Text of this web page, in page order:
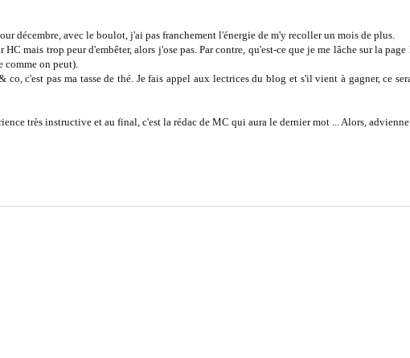
décembre, avec le boulot, j'ai pas franchement l'énergie de m'y recoller un mois de plus.
HC mais trop peur d'embêter, alors j'ose pas. Par contre, qu'est-ce que je me lâche sur la
comme on peut).
co, c'est pas ma tasse de thé. Je fais appel aux lectrices du blog et s'il vient à gagner, ce
très instructive et au final, c'est la rédac de MC qui aura le dernier mot ... Alors,